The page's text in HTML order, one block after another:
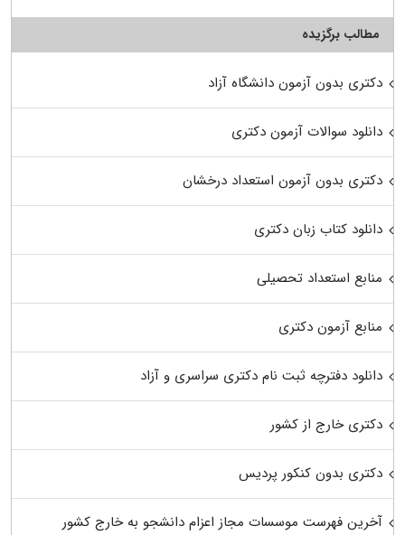
مطالب برگزیده
دکتری بدون آزمون دانشگاه آزاد
دانلود سوالات آزمون دکتری
دکتری بدون آزمون استعداد درخشان
دانلود کتاب زبان دکتری
منابع استعداد تحصیلی
منابع آزمون دکتری
دانلود دفترچه ثبت نام دکتری سراسری و آزاد
دکتری خارج از کشور
دکتری بدون کنکور پردیس
آخرین فهرست موسسات مجاز اعزام دانشجو به خارج کشور